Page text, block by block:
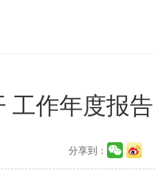
工作年度报告
分享到：